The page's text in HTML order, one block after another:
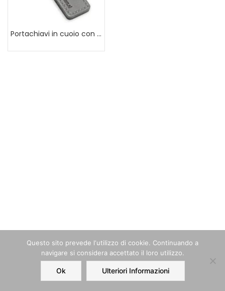
Home Order Account
Portachiavi in cuoio con bandierina in raso personalizzabile
Lost password?
Questo sito prevede l‘utilizzo di cookie. Continuando a
navigare si considera accettato il loro utilizzo.
Ok Ulteriori Informazioni